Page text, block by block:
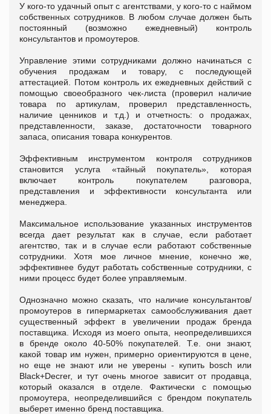
У кого-то удачный опыт с агентствами, у кого-то с наймом
собственных сотрудников. В любом случае должен быть
постоянный (возможно ежедневный) контроль
консультантов и промоутеров.
Управление этими сотрудниками должно начинаться с
обучения продажам и товару, с последующей
аттестацией. Потом контроль их ежедневных действий с
помощью своеобразного чек-листа (проверил наличие
товара по артикулам, проверил представленность,
наличие ценников и т.д.) и отчетность: о продажах,
представленности, заказе, достаточности товарного
запаса, описания товара конкурентов.
Эффективным инструментом контроля сотрудников
становится услуга «тайный покупатель», которая
включает контроль покупателем разговора,
представления и эффективности консультанта или
менеджера.
Максимальное использование указанных инструментов
всегда дает результат как в случае, если работает
агентство, так и в случае если работают собственные
сотрудники. Хотя мое личное мнение, конечно же,
эффективнее будут работать собственные сотрудники, с
ними процесс будет более управляемым.
Однозначно можно сказать, что наличие консультантов/
промоутеров в гипермаркетах самообслуживания дает
существенный эффект в увеличении продаж бренда
поставщика. Исходя из моего опыта, неопределившихся
в бренде около 40-50% покупателей. Т.е. они знают,
какой товар им нужен, примерно ориентируются в цене,
но еще не знают или не уверены - купить bosch или
Black+Decrer, и тут очень многое зависит от продавца,
который оказался в отделе. Фактически с помощью
промоутера, неопределившийся с брендом покупатель
выберет именно бренд поставщика.